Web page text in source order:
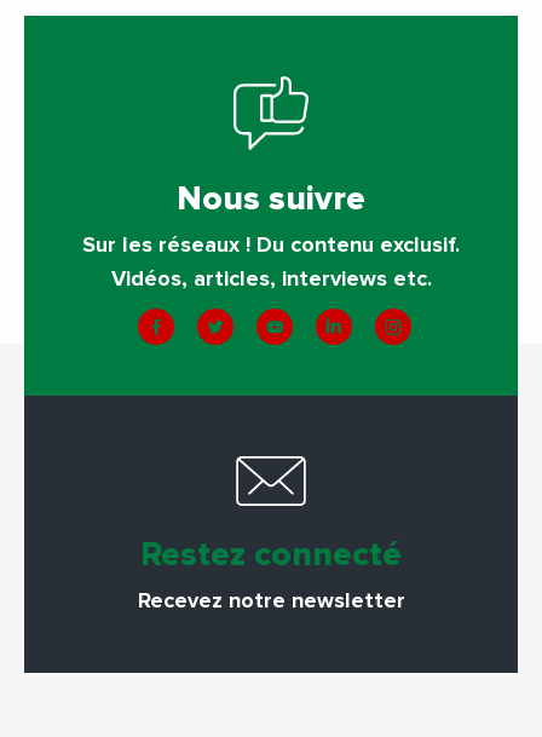
Nous suivre
Sur les réseaux ! Du contenu exclusif.
Vidéos, articles, interviews etc.
Restez connecté
Recevez notre newsletter